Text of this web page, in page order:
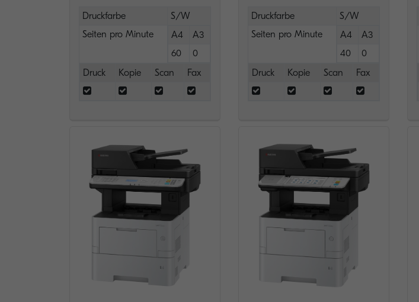
Druckfarbe
S/W
Seiten pro Minute
A4
A3
60
0
Druck
Kopie Scan Fax
Druckfarbe
S/W
Seiten pro Minute
A4
A3
40
0
Druck
Kopie Scan Fax